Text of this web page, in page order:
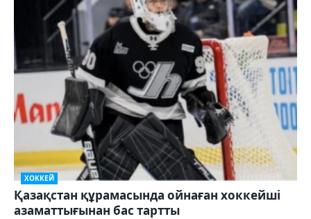
ХОККЕЙ
Қазақстан құрамасында ойнаған хоккейші
азаматтығынан бас тартты